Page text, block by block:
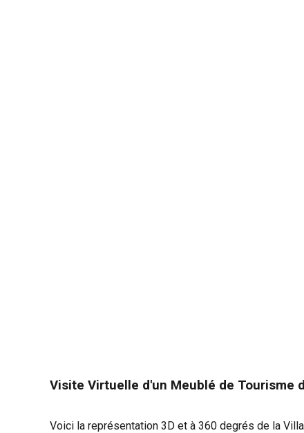
Visite Virtuelle d'un Meublé de Tourisme
Voici la représentation 3D et à 360 degrés de la